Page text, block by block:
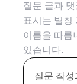
질문 글과
표시는 별칭
이름을 따릅
있습니다.
질문 작